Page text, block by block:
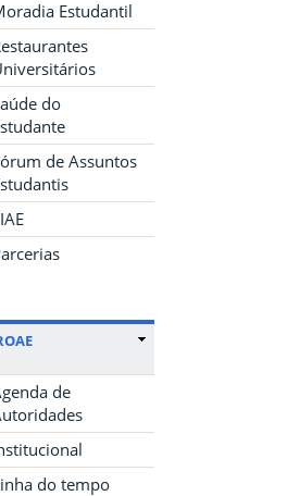
Estudantil
do
de Assuntos
de
do tempo